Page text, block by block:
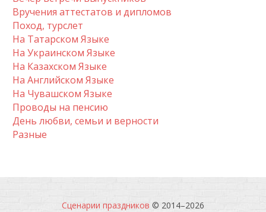
Вручения аттестатов и дипломов
Поход, турслет
На Татарском Языке
На Украинском Языке
На Казахском Языке
На Английском Языке
На Чувашском Языке
Проводы на пенсию
День любви, семьи и верности
Разные
Сценарии праздников © 2014–2026